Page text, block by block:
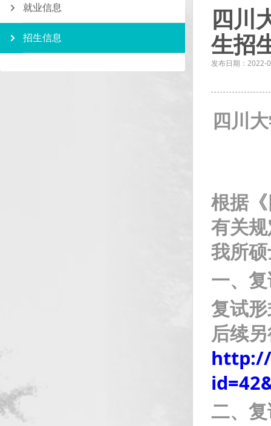
就业信息
招生信息
四川
生招
发布日期： 2022-
四川
根据
有关
我所
一、
复试
后续
二、